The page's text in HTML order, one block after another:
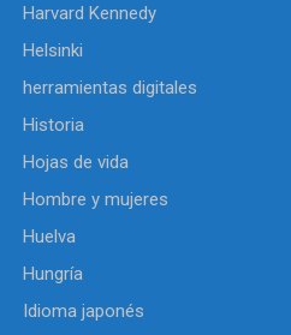
Harvard Kennedy
Helsinki
herramientas digitales
Historia
Hojas de vida
Hombre y mujeres
Huelva
Hungría
Idioma japonés